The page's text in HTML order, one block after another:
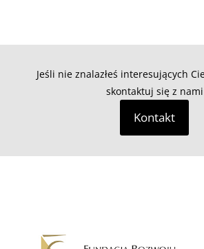
Jeśli nie znalazłeś interesujących
skontaktuj się z nami
Kontakt